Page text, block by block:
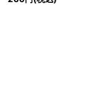
《紫》